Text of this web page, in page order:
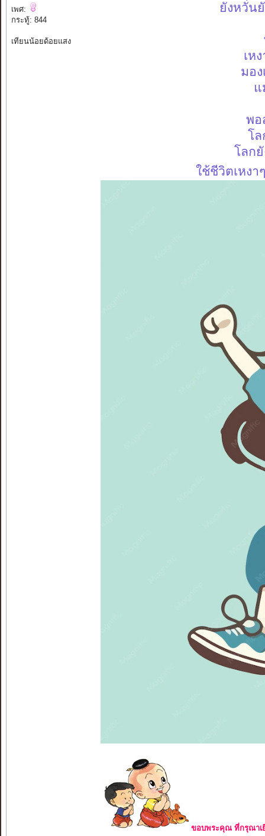
เพศ:
กระทู้: 844
เทียนน้อยด้อยแสง
ยังหวั่น
เห
มอ
พอ
โล
โลก
ใช้ชีวิตเหง
ขอบพระคุณ ที่กรุณาเ